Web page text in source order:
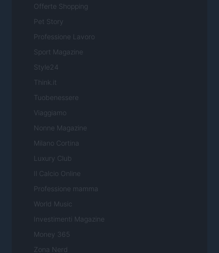
Offerte Shopping
Pet Story
Professione Lavoro
Sport Magazine
Style24
Think.it
Tuobenessere
Viaggiamo
Nonne Magazine
Milano Cortina
Luxury Club
Il Calcio Online
Professione mamma
World Music
Investimenti Magazine
Money 365
Zona Nerd